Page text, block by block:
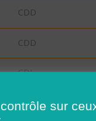
CDD
CDD
CDI
CDD
sur